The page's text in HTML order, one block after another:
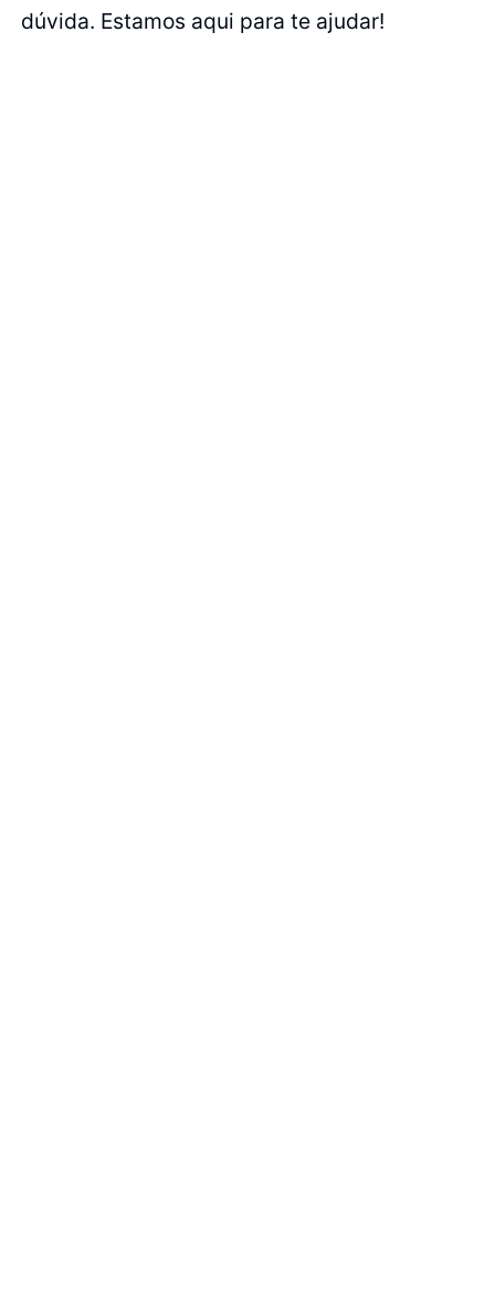
dúvida. Estamos aqui para te ajudar!